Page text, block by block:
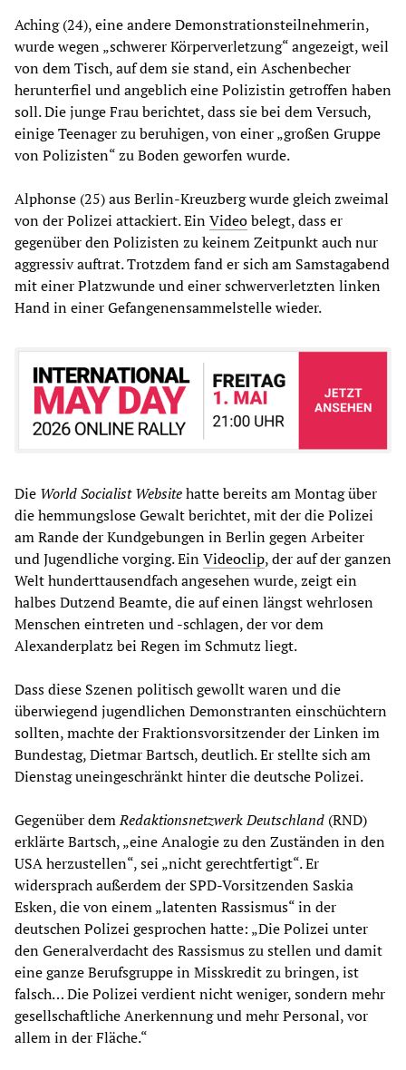
Aching (24), eine andere Demonstrationsteilnehmerin,
wurde wegen „schwerer Körperverletzung“ angezeigt, weil
von dem Tisch, auf dem sie stand, ein Aschenbecher
herunterfiel und angeblich eine Polizistin getroffen haben
soll. Die junge Frau berichtet, dass sie bei dem Versuch,
einige Teenager zu beruhigen, von einer „großen Gruppe
von Polizisten“ zu Boden geworfen wurde.
Alphonse (25) aus Berlin-Kreuzberg wurde gleich zweimal
von der Polizei attackiert. EinVideobelegt, dass er
gegenüber den Polizisten zu keinem Zeitpunkt auch nur
aggressiv auftrat. Trotzdem fand er sich am Samstagabend
mit einer Platzwunde und einer schwerverletzten linken
Hand in einer Gefangenensammelstelle wieder.
Die World Socialist Websitehatte bereits am Montag über
die hemmungslose Gewalt berichtet, mit der die Polizei
am Rande der Kundgebungen in Berlin gegen Arbeiter
und Jugendliche vorging. EinVideoclip, der auf der ganzen
Welt hunderttausendfach angesehen wurde, zeigt ein
halbes Dutzend Beamte, die auf einen längst wehrlosen
Menschen eintreten und -schlagen, der vor dem
Alexanderplatz bei Regen im Schmutz liegt.
Dass diese Szenen politisch gewollt waren und die
überwiegend jugendlichen Demonstranten einschüchtern
sollten, machte der Fraktionsvorsitzender der Linken im
Bundestag, Dietmar Bartsch, deutlich. Er stellte sich am
Dienstag uneingeschränkt hinter die deutsche Polizei.
Gegenüber demRedaktionsnetzwerk Deutschland (RND)
erklärte Bartsch, „eine Analogie zu den Zuständen in den
USA herzustellen“, sei „nicht gerechtfertigt“. Er
widersprach außerdem der SPD-Vorsitzenden Saskia
Esken, die von einem „latenten Rassismus“ in der
deutschen Polizei gesprochen hatte: „Die Polizei unter
den Generalverdacht des Rassismus zu stellen und damit
eine ganze Berufsgruppe in Misskredit zu bringen, ist
falsch… Die Polizei verdient nicht weniger, sondern mehr
gesellschaftliche Anerkennung und mehr Personal, vor
allem in der Fläche.“